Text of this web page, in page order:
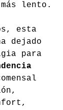
lento.
esta
dejado
para